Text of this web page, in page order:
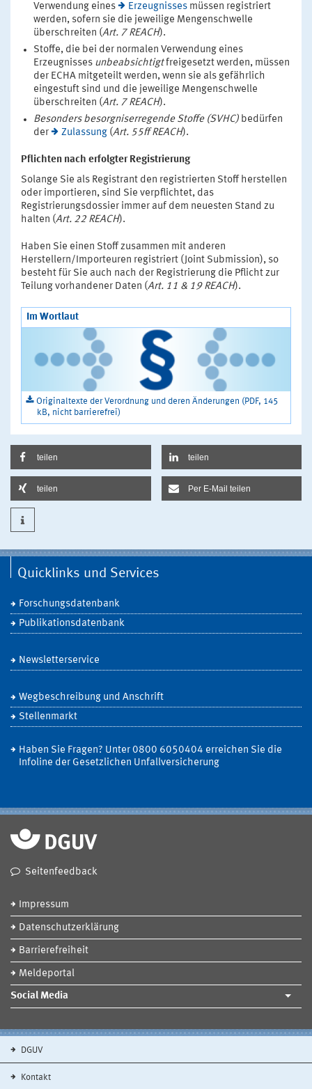
Verwendung eines
Erzeugnissesmüssen registriert
werden, sofern sie die jeweilige Mengenschwelle
überschreiten (Art. 7 REACH).
Stoffe, die bei der normalen Verwendung eines
Erzeugnisses unbeabsichtigtfreigesetzt werden, müssen
der ECHA mitgeteilt werden, wenn sie als gefährlich
eingestuft sind und die jeweilige Mengenschwelle
überschreiten (Art. 7 REACH).
Besonders besorgniserregende Stoffe (SVHC)bedürfen
der
Zulassung(Art. 55ff REACH).
Pflichten nach erfolgter Registrierung
Solange Sie als Registrant den registrierten Stoff herstellen
oder importieren, sind Sie verpflichtet, das
Registrierungsdossier immer auf dem neuesten Stand zu
halten (Art. 22 REACH).
Haben Sie einen Stoff zusammen mit anderen
Herstellern/Importeuren registriert (Joint Submission), so
besteht für Sie auch nach der Registrierung die Pflicht zur
Teilung vorhandener Daten (Art. 11 & 19 REACH).
Im Wortlaut
Originaltexte der Verordnung und deren Änderungen (PDF, 145
kB, nicht barrierefrei)
teilen teilen
teilen Per E-Mail teilen
Quicklinks und Services
Forschungsdatenbank
Publikationsdatenbank
Newsletterservice
Wegbeschreibung und Anschrift
Stellenmarkt
Haben Sie Fragen? Unter 0800 6050404 erreichen Sie die
Infoline der Gesetzlichen Unfallversicherung
Seitenfeedback
Impressum
Datenschutzerklärung
Barrierefreiheit
Meldeportal
Social Media
DGUV
Kontakt